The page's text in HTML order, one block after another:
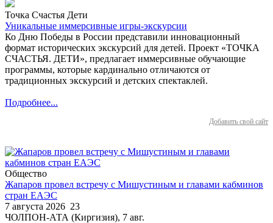
Точка Счастья Дети
Уникальные иммерсивные игры-экскурсии
Ко Дню Победы в России представили инновационный
формат исторических экскурсий для детей. Проект «ТОЧКА
СЧАСТЬЯ. ДЕТИ», предлагает иммерсивные обучающие
программы, которые кардинально отличаются от
традиционных экскурсий и детских спектаклей.
Подробнее...
Добавить свой сайт
Общество
Жапаров провел встречу с Мишустиным и главами кабминов
стран ЕАЭС
7 августа 2026 23
ЧОЛПОН-АТА (Киргизия), 7 авг.